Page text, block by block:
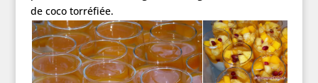
de coco torréfiée.